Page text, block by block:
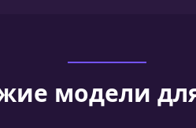
модели